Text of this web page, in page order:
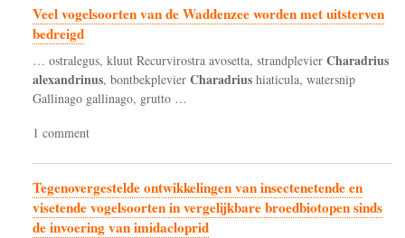
Veel vogelsoorten van de Waddenzee worden met uitsterven
bedreigd
… ostralegus, kluut Recurvirostra avosetta, strandplevier Charadrius
alexandrinus, bontbekplevier Charadrius hiaticula, watersnip
Gallinago gallinago, grutto …
1 comment
Tegenovergestelde ontwikkelingen van insectenetende en
visetende vogelsoorten in vergelijkbare broedbiotopen sinds
de invoering van imidacloprid